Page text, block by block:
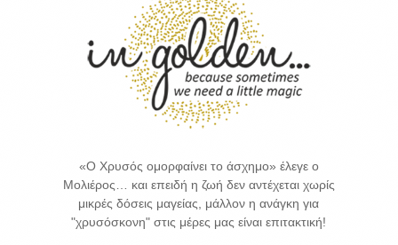
«Ο Χρυσός ομορφαίνει το άσχημο» έλεγε ο
Μολιέρος… και επειδή η ζωή δεν αντέχεται χωρίς
μικρές δόσεις μαγείας, μάλλον η ανάγκη για
"χρυσόσκονη" στις μέρες μας είναι επιτακτική!